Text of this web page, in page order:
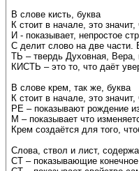
В слове кисть, буква
К стоит в начале, это
И - показывает, непростое
С делит слово на две части.
ТЬ – твердь Духовная, Вера,
КИСТЬ – это то, что даёт
В слове крем, так же, буква
К стоит в начале, это
РЕ – показывают рождение
М – показывает что
Крем создаётся для того,
Слова, ствол и лист,
СТ – показывающие